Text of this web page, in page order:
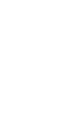
Moravský
pozemky pro
• Plocha 5